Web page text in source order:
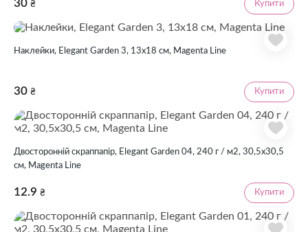
30 ₴ Купити
Наклейки, Elegant Garden 3, 13х18 см, Magenta Line
30 ₴ Купити
Двосторонній скраппапір, Elegant Garden 04, 240 г / м2, 30,5х30,5
см, Magenta Line
12.9 ₴ Купити